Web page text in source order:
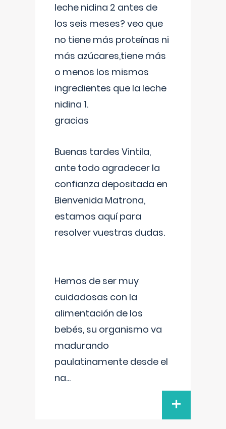
leche nidina 2 antes de
los seis meses? veo que
no tiene más proteínas ni
más azúcares,tiene más
o menos los mismos
ingredientes que la leche
nidina 1.
gracias
Buenas tardes Vintila,
ante todo agradecer la
confianza depositada en
Bienvenida Matrona,
estamos aquí para
resolver vuestras dudas.
Hemos de ser muy
cuidadosas con la
alimentación de los
bebés, su organismo va
madurando
paulatinamente desde el
na...
+